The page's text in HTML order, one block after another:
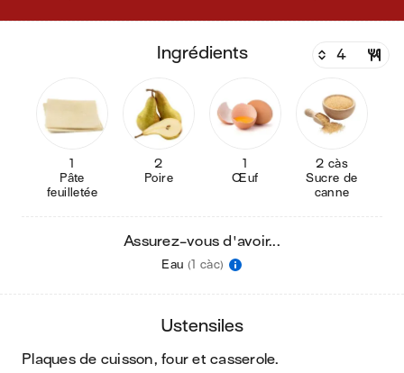
ingrédients
1
Pâte
feuilletée
2
Poire
1
Œuf
2 càs
Sucre de
canne
Assurez-vous d'avoir...
Eau (1 càc)
ustensiles
plaques de cuisson, four et casserole.